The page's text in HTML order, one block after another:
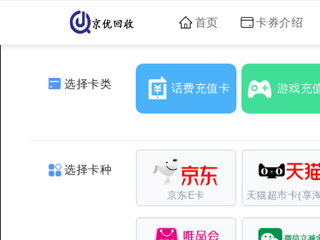
首页 卡券介绍
选择卡类 话费充值卡 游戏充
选择卡种
京东E卡 天猫超市卡(享